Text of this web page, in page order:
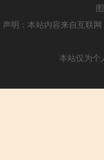
图
声明：本站内容来自互联
本站仅为个